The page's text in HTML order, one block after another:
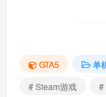
GTA5 单
# Steam游戏
#